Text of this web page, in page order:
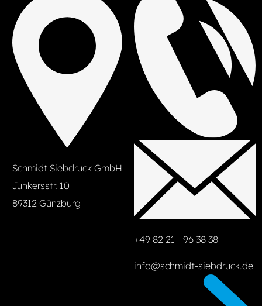
Schmidt Siebdruck GmbH
Junkersstr. 10
89312 Günzburg
+49 82 21 - 96 38 38
info@schmidt-siebdruck.de